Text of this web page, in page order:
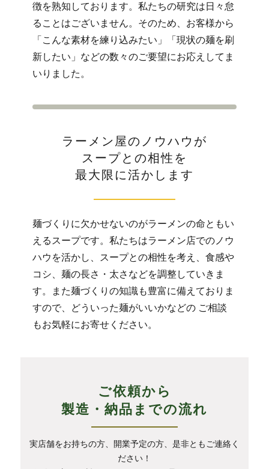
徴を熟知しております。私たちの研究は日々怠
ることはございません。そのため、お客様から
「こんな素材を練り込みたい」「現状の麺を刷
新したい」などの数々のご要望にお応えしてま
いりました。
ラーメン屋のノウハウが
スープとの相性を
最大限に活かします
麺づくりに欠かせないのがラーメンの命ともい
えるスープです。私たちはラーメン店でのノウ
ハウを活かし、スープとの相性を考え、食感や
コシ、麺の長さ・太さなどを調整していきま
す。また麺づくりの知識も豊富に備えておりま
すので、どういった麺がいいかなどの ご相談
もお気軽にお寄せください。
ご依頼から
製造・納品までの流れ
実店舗をお持ちの方、開業予定の方、是非ともご連絡く
ださい！